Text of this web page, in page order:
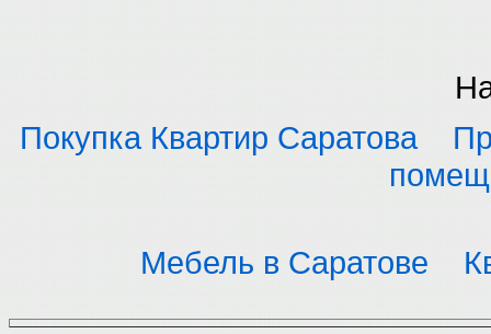
Покупка Квартир Саратова
Мебель в Саратове